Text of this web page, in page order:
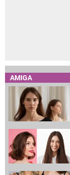
AMIGA